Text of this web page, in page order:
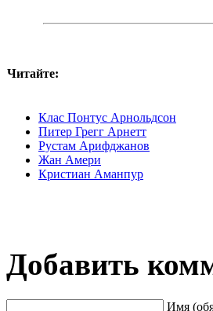
Читайте:
Клас Понтус Арнольдсон
Питер Грегг Арнетт
Рустам Арифджанов
Жан Амери
Кристиан Аманпур
Добавить
Имя